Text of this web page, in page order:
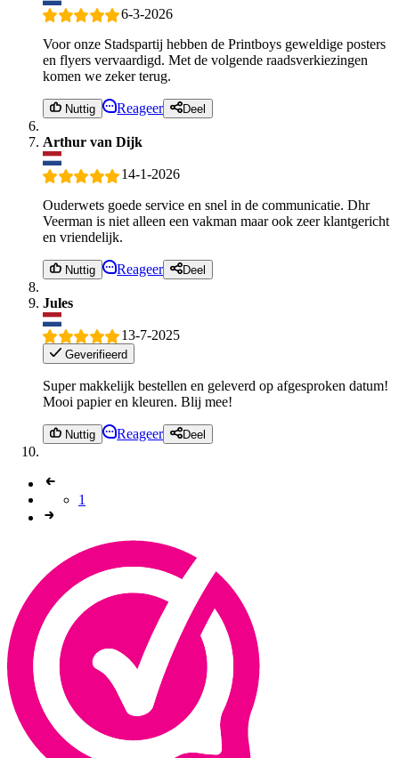
6-3-2026
Voor onze Stadspartij hebben de Printboys geweldige posters
en flyers vervaardigd. Met de volgende raadsverkiezingen
komen we zeker terug.
Nuttig Reageer Deel
Arthur van Dijk
14-1-2026
Ouderwets goede service en snel in de communicatie. Dhr
Veerman is niet alleen een vakman maar ook zeer klantgericht
en vriendelijk.
Nuttig Reageer Deel
Jules
13-7-2025
Geverifieerd
Super makkelijk bestellen en geleverd op afgesproken datum!
Mooi papier en kleuren. Blij mee!
Nuttig Reageer Deel
1